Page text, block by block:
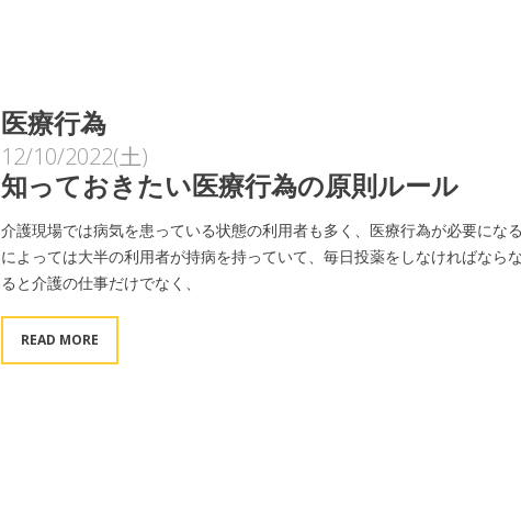
医療行為
12/10/2022(土)
知っておきたい医療行為の原則ルール
介護現場では病気を患っている状態の利用者も多く、医療行為が必要にな
によっては大半の利用者が持病を持っていて、毎日投薬をしなければなら
ると介護の仕事だけでなく、
READ MORE